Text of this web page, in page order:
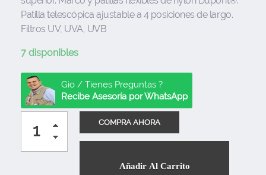
Patilla telescópica ajustable a 4 posiciones de largo.
Filtros UV, UVA, UVB
7 disponibles
Gio / Tienes Preguntas ?
Recibe Asesoría por WhatsApp
Añadir Al Carrito